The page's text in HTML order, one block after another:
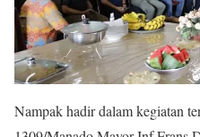
Nampak hadir dalam kegiatan